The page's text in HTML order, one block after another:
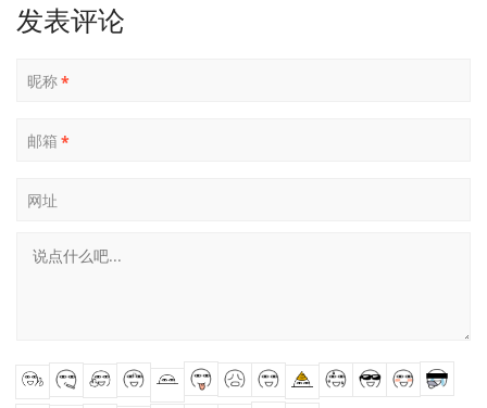
发表评论
昵称*
邮箱 *
网址